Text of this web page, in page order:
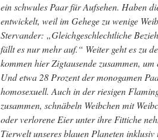
ein schwules Paar für Aufsehen. Haben
entwickelt, weil im Gehege zu wenige
Stervander: „Gleichgeschlechtliche
fällt es nur mehr auf.“ Weiter geht es zu
kommen hier Zigtausende zusammen,
Und etwa 28 Prozent der monogamen
homosexuell. Auch in der riesigen
zusammen, schnäbeln Weibchen mit
oder verlorene Eier unter ihre Fittiche
Tierwelt unseres blauen Planeten inklusiv